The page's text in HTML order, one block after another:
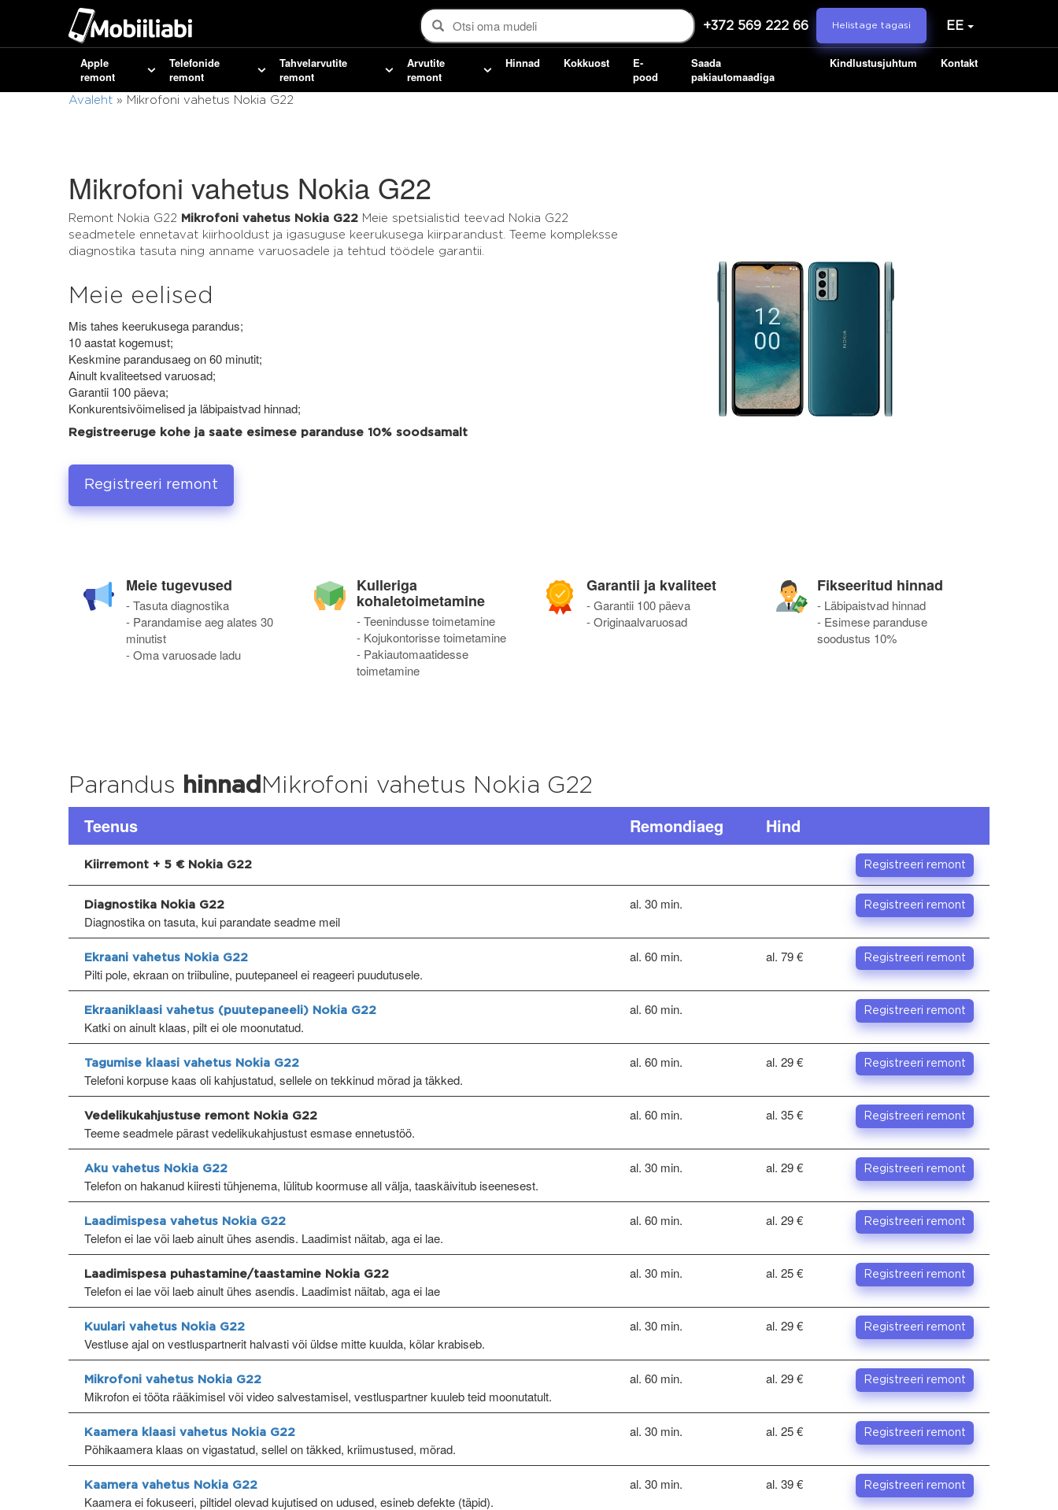
+372 569 222 66 Helistage tagasi EE
Apple
remont
Telefonide
remont
Tahvelarvutite
remont
Arvutite
remont
Hinnad Kokkuost
E-
pood
Saada
pakiautomaadiga
Kindlustusjuhtum Kontakt
Avaleht » Mikrofoni vahetus Nokia G22
Mikrofoni vahetus Nokia G22
Remont Nokia G22 Mikrofoni vahetus Nokia G22 Meie spetsialistid teevad Nokia G22
seadmetele ennetavat kiirhooldust ja igasuguse keerukusega kiirparandust. Teeme kompleksse
diagnostika tasuta ning anname varuosadele ja tehtud töödele garantii.
Meie eelised
Mis tahes keerukusega parandus;
10 aastat kogemust;
Keskmine parandusaeg on 60 minutit;
Ainult kvaliteetsed varuosad;
Garantii 100 päeva;
Konkurentsivõimelised ja läbipaistvad hinnad;
Registreeruge kohe ja saate esimese paranduse 10% soodsamalt
Registreeri remont
Meie tugevused
- Tasuta diagnostika
- Parandamise aeg alates 30
minutist
- Oma varuosade ladu
Kulleriga
kohaletoimetamine
- Teenindusse toimetamine
- Kojukontorisse toimetamine
- Pakiautomaatidesse
toimetamine
Garantii ja kvaliteet
- Garantii 100 päeva
- Originaalvaruosad
Fikseeritud hinnad
- Läbipaistvad hinnad
- Esimese paranduse
soodustus 10%
Parandus hinnad Mikrofoni vahetus Nokia G22
Teenus Remondiaeg Hind
Kiirremont + 5 € Nokia G22 Registreeri remont
Diagnostika Nokia G22
Diagnostika on tasuta, kui parandate seadme meil
al. 30 min. Registreeri remont
Ekraani vahetus Nokia G22
Pilti pole, ekraan on triibuline, puutepaneel ei reageeri puudutusele.
al. 60 min. al. 79 € Registreeri remont
Ekraaniklaasi vahetus (puutepaneeli) Nokia G22
Katki on ainult klaas, pilt ei ole moonutatud.
al. 60 min. Registreeri remont
Tagumise klaasi vahetus Nokia G22
Telefoni korpuse kaas oli kahjustatud, sellele on tekkinud mõrad ja täkked.
al. 60 min. al. 29 € Registreeri remont
Vedelikukahjustuse remont Nokia G22
Teeme seadmele pärast vedelikukahjustust esmase ennetustöö.
al. 60 min. al. 35 € Registreeri remont
Aku vahetus Nokia G22
Telefon on hakanud kiiresti tühjenema, lülitub koormuse all välja, taaskäivitub iseenesest.
al. 30 min. al. 29 € Registreeri remont
Laadimispesa vahetus Nokia G22
Telefon ei lae või laeb ainult ühes asendis. Laadimist näitab, aga ei lae.
al. 60 min. al. 29 € Registreeri remont
Laadimispesa puhastamine/taastamine Nokia G22
Telefon ei lae või laeb ainult ühes asendis. Laadimist näitab, aga ei lae
al. 30 min. al. 25 € Registreeri remont
Kuulari vahetus Nokia G22
Vestluse ajal on vestluspartnerit halvasti või üldse mitte kuulda, kõlar krabiseb.
al. 30 min. al. 29 € Registreeri remont
Mikrofoni vahetus Nokia G22
Mikrofon ei tööta rääkimisel või video salvestamisel, vestluspartner kuuleb teid moonutatult.
al. 60 min. al. 29 € Registreeri remont
Kaamera klaasi vahetus Nokia G22
Põhikaamera klaas on vigastatud, sellel on täkked, kriimustused, mõrad.
al. 30 min. al. 25 € Registreeri remont
Kaamera vahetus Nokia G22
Kaamera ei fokuseeri, piltidel olevad kujutised on udused, esineb defekte (täpid).
al. 30 min. al. 39 € Registreeri remont